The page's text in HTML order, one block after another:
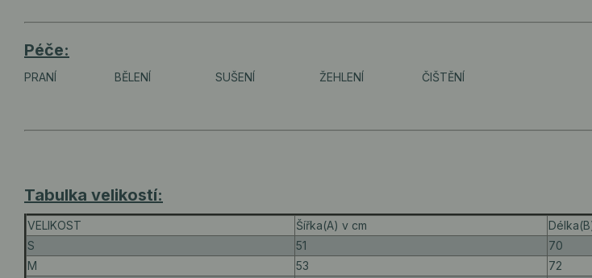
Péče:
PRANÍ BĚLENÍ SUŠENÍ ŽEHLENÍ ČIŠTĚNÍ
Tabulka velikostí:
VELIKOST Šířka(A) v cm
S
51
70
M
53
72